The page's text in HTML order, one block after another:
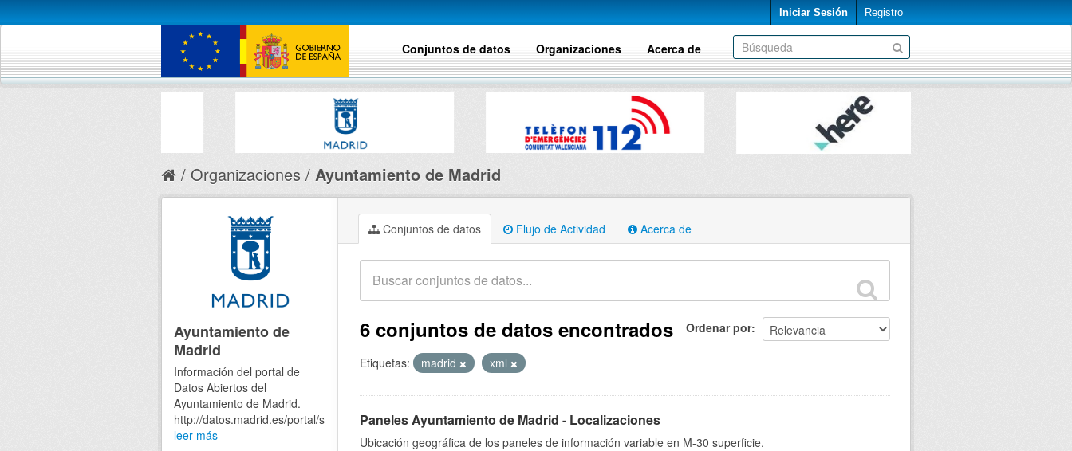
Iniciar Sesión Registro
Conjuntos de datos Organizaciones Acerca de
Organizaciones Ayuntamiento de Madrid
Conjuntos de datos Flujo de Actividad Acerca de
Ordenar por
6 conjuntos de datos encontrados
Etiquetas: madrid xml
Paneles Ayuntamiento de Madrid - Localizaciones
Ubicación geográfica de los paneles de información variable en M-30 superficie.
Ayuntamiento de
Madrid
Información del portal de
Datos Abiertos del
Ayuntamiento de Madrid.
http://datos.madrid.es/portal/site/egob
leer más